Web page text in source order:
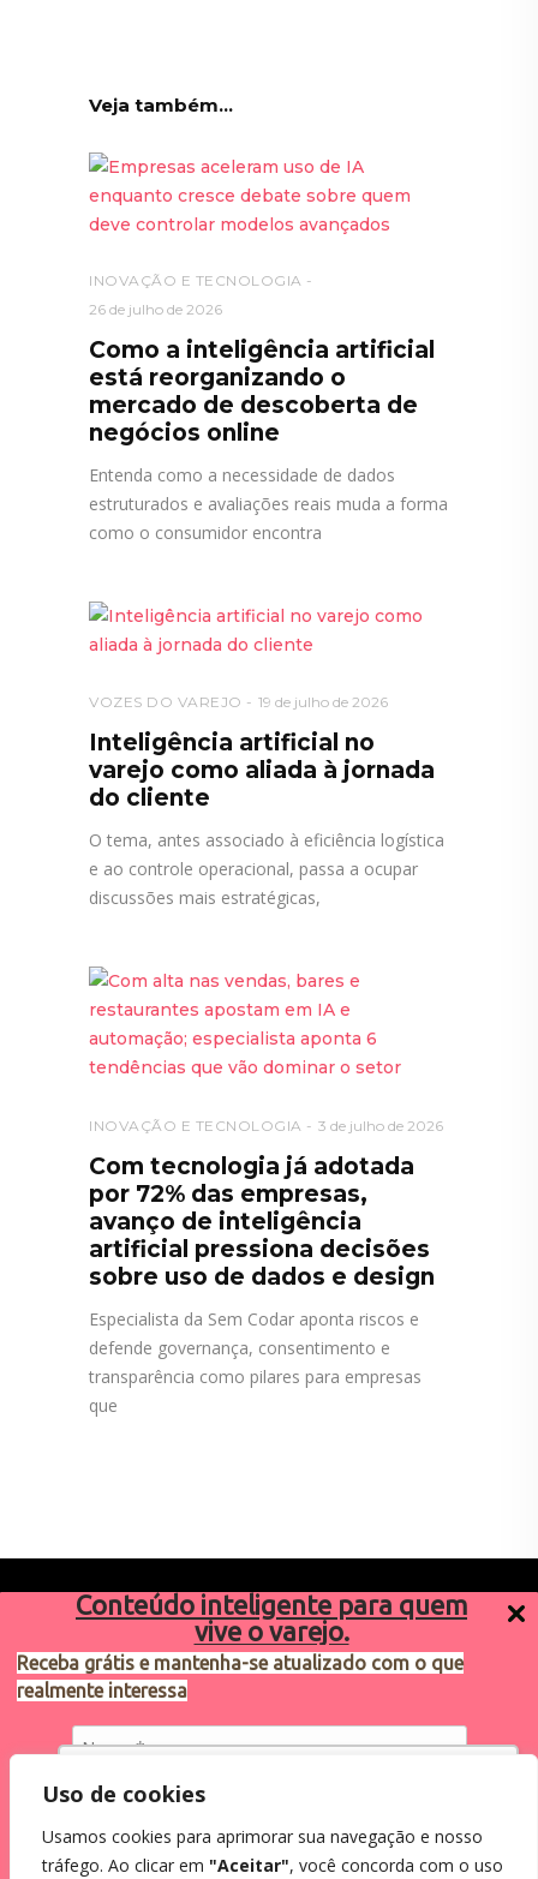
Conteúdo inteligente para quem
vive o varejo.
Receba grátis e mantenha-se atualizado com o que
realmente interessa
Eu concordo em receber comunicações.
Utilizamos cookies para oferecer melhor
como você interage em nosso site e
personalizar conteúdo.
Uso de cookies
Usamos cookies para aprimorar sua navegação e nosso
tráfego. Ao clicar em "Aceitar", você concorda com o uso
Veja também...
INOVAÇÃO E TECNOLOGIA
26 de julho de 2026
Como a inteligência artificial
está reorganizando o
mercado de descoberta de
negócios online
Entenda como a necessidade de dados
estruturados e avaliações reais muda a forma
como o consumidor encontra
VOZES DO VAREJO 19 de julho de 2026
Inteligência artificial no
varejo como aliada à jornada
do cliente
O tema, antes associado à eficiência logística
e ao controle operacional, passa a ocupar
discussões mais estratégicas,
INOVAÇÃO E TECNOLOGIA 3 de julho de 2026
Com tecnologia já adotada
por 72% das empresas,
avanço de inteligência
artificial pressiona decisões
sobre uso de dados e design
Especialista da Sem Codar aponta riscos e
defende governança, consentimento e
transparência como pilares para empresas
que
varejosa@cndl.org.br